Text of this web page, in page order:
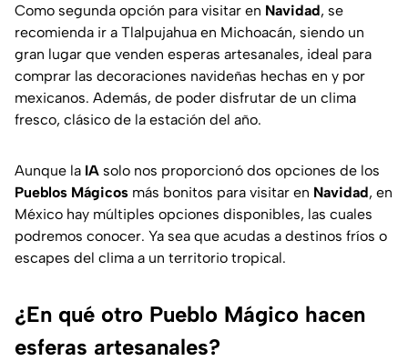
Como segunda opción para visitar en Navidad, se
recomienda ir a Tlalpujahua en Michoacán, siendo un
gran lugar que venden esperas artesanales, ideal para
comprar las decoraciones navideñas hechas en y por
mexicanos. Además, de poder disfrutar de un clima
fresco, clásico de la estación del año.
Aunque la IA solo nos proporcionó dos opciones de los
Pueblos Mágicos más bonitos para visitar en Navidad, en
México hay múltiples opciones disponibles, las cuales
podremos conocer. Ya sea que acudas a destinos fríos o
escapes del clima a un territorio tropical.
¿En qué otro Pueblo Mágico hacen
esferas artesanales?